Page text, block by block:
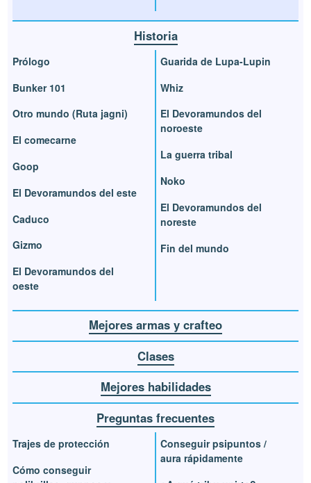
Historia
Prólogo
Bunker 101
Otro mundo (Ruta jagni)
El comecarne
Goop
El Devoramundos del este
Caduco
Gizmo
El Devoramundos del
oeste
Guarida de Lupa-Lupin
Whiz
El Devoramundos del
noroeste
La guerra tribal
Noko
El Devoramundos del
noreste
Fin del mundo
Mejores armas y crafteo
Clases
Mejores habilidades
Preguntas frecuentes
Trajes de protección
Cómo conseguir
Conseguir psipuntos /
aura rápidamente